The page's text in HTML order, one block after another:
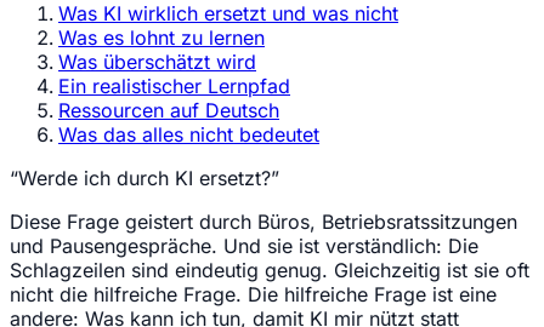
Was KI wirklich ersetzt und was nicht
Was es lohnt zu lernen
Was überschätzt wird
Ein realistischer Lernpfad
Ressourcen auf Deutsch
Was das alles nicht bedeutet
“Werde ich durch KI ersetzt?”
Diese Frage geistert durch Büros, Betriebsratssitzungen
und Pausengespräche. Und sie ist verständlich: Die
Schlagzeilen sind eindeutig genug. Gleichzeitig ist sie oft
nicht die hilfreiche Frage. Die hilfreiche Frage ist eine
andere: Was kann ich tun, damit KI mir nützt statt